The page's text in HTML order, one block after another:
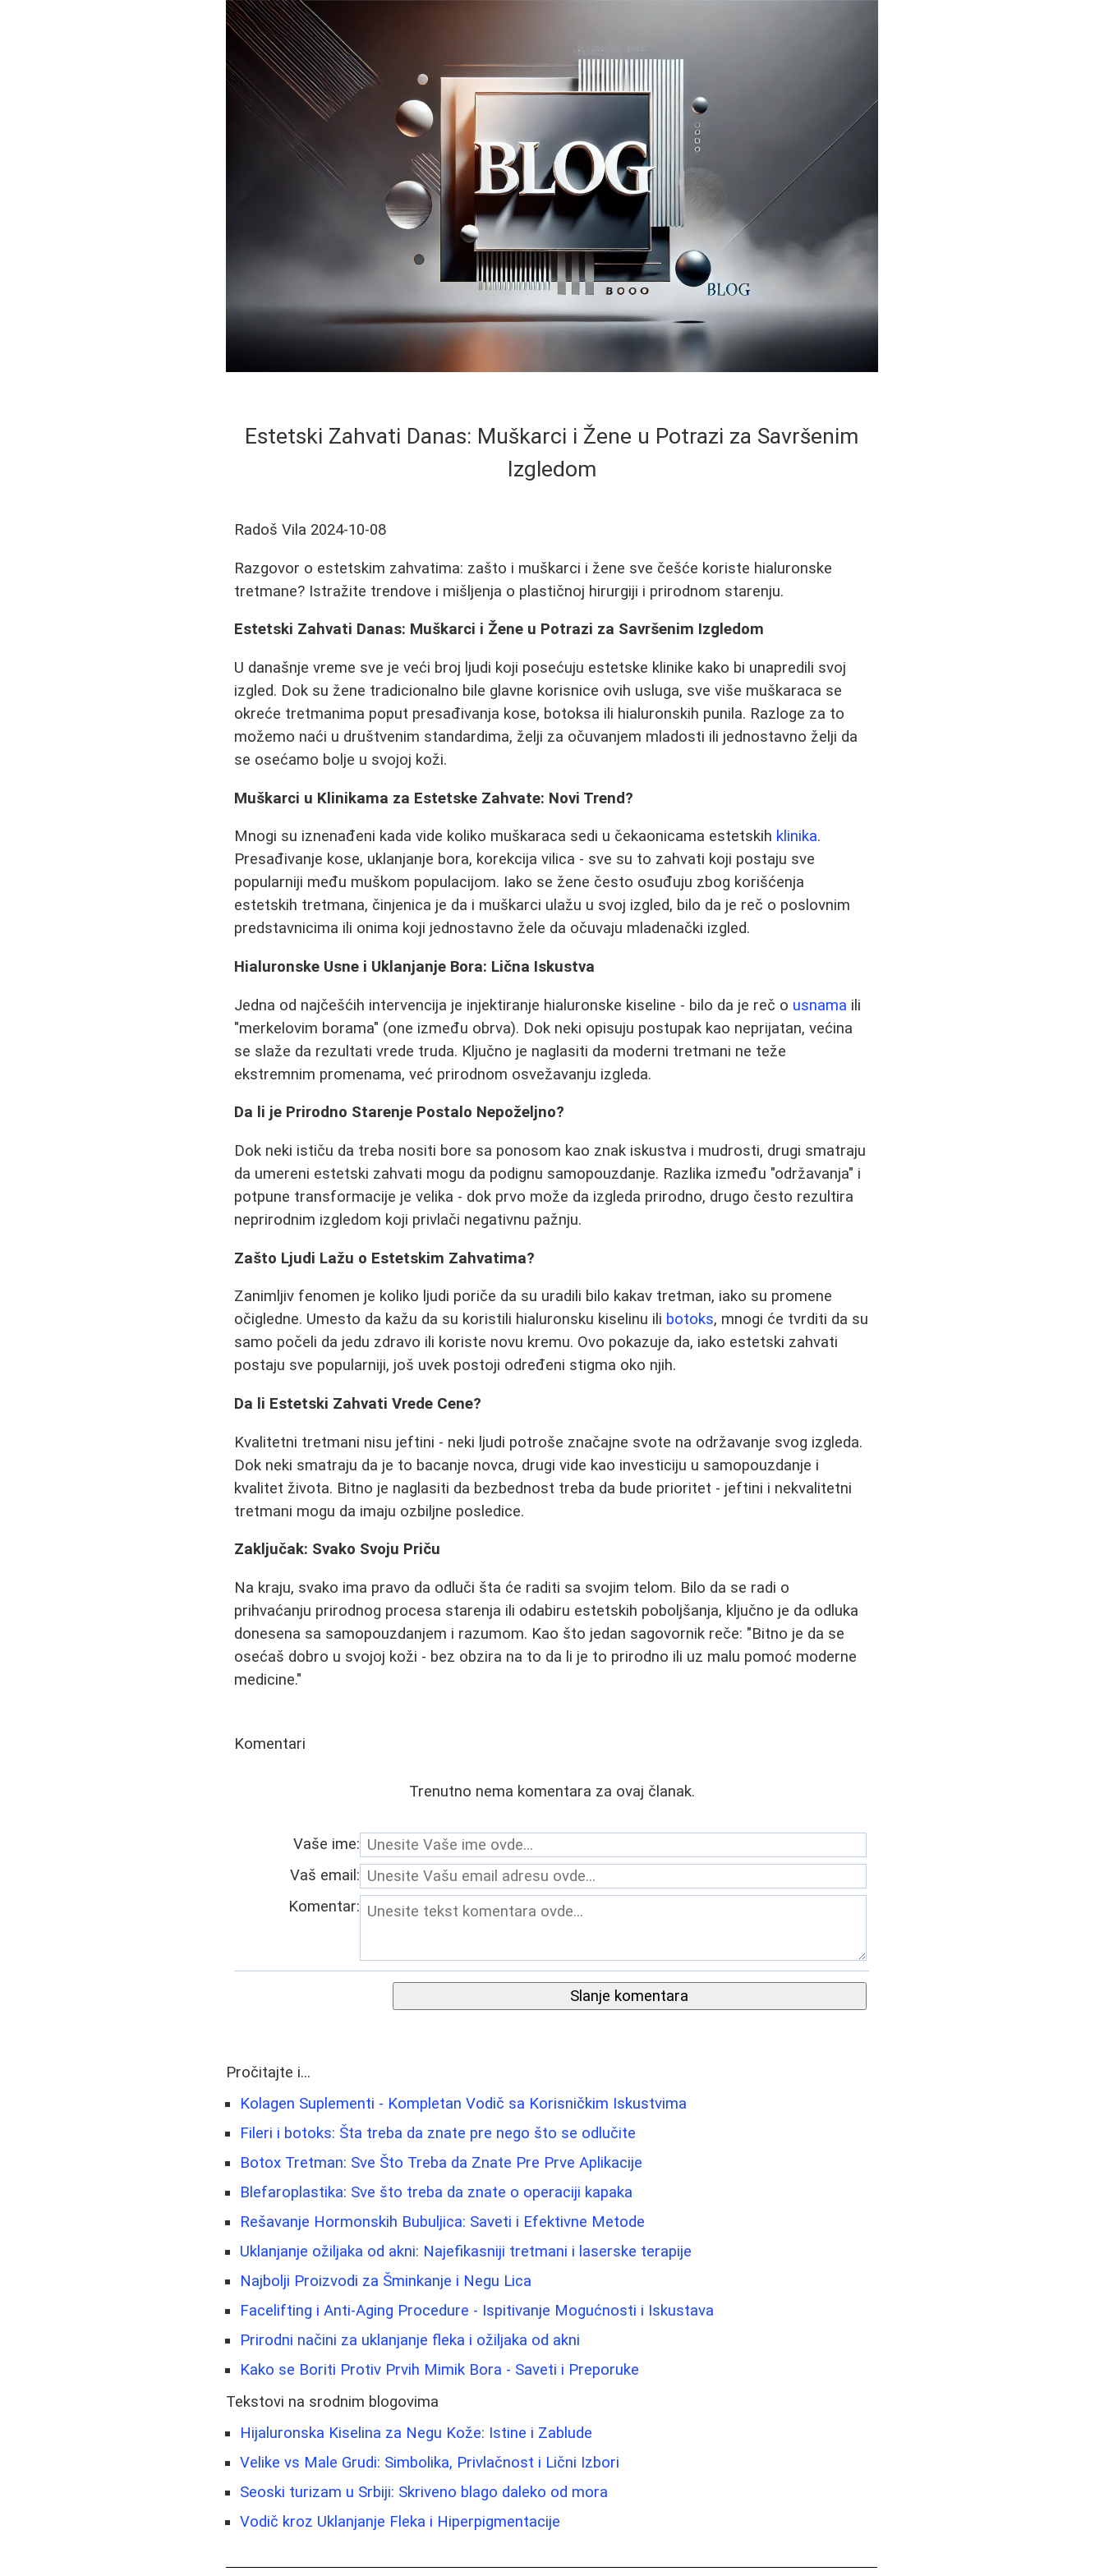
Estetski Zahvati Danas: Muškarci i Žene u Potrazi za Savršenim
Izgledom
Radoš Vila 2024-10-08
Razgovor o estetskim zahvatima: zašto i muškarci i žene sve češće koriste hialuronske
tretmane? Istražite trendove i mišljenja o plastičnoj hirurgiji i prirodnom starenju.
Estetski Zahvati Danas: Muškarci i Žene u Potrazi za Savršenim Izgledom
U današnje vreme sve je veći broj ljudi koji posećuju estetske klinike kako bi unapredili svoj
izgled. Dok su žene tradicionalno bile glavne korisnice ovih usluga, sve više muškaraca se
okreće tretmanima poput presađivanja kose, botoksa ili hialuronskih punila. Razloge za to
možemo naći u društvenim standardima, želji za očuvanjem mladosti ili jednostavno želji da
se osećamo bolje u svojoj koži.
Muškarci u Klinikama za Estetske Zahvate: Novi Trend?
Mnogi su iznenađeni kada vide koliko muškaraca sedi u čekaonicama estetskih klinika.
Presađivanje kose, uklanjanje bora, korekcija vilica - sve su to zahvati koji postaju sve
popularniji među muškom populacijom. Iako se žene često osuđuju zbog korišćenja
estetskih tretmana, činjenica je da i muškarci ulažu u svoj izgled, bilo da je reč o poslovnim
predstavnicima ili onima koji jednostavno žele da očuvaju mladenački izgled.
Hialuronske Usne i Uklanjanje Bora: Lična Iskustva
Jedna od najčešćih intervencija je injektiranje hialuronske kiseline - bilo da je reč o usnama ili
"merkelovim borama" (one između obrva). Dok neki opisuju postupak kao neprijatan, većina
se slaže da rezultati vrede truda. Ključno je naglasiti da moderni tretmani ne teže
ekstremnim promenama, već prirodnom osvežavanju izgleda.
Da li je Prirodno Starenje Postalo Nepoželjno?
Dok neki ističu da treba nositi bore sa ponosom kao znak iskustva i mudrosti, drugi smatraju
da umereni estetski zahvati mogu da podignu samopouzdanje. Razlika između "održavanja" i
potpune transformacije je velika - dok prvo može da izgleda prirodno, drugo često rezultira
neprirodnim izgledom koji privlači negativnu pažnju.
Zašto Ljudi Lažu o Estetskim Zahvatima?
Zanimljiv fenomen je koliko ljudi poriče da su uradili bilo kakav tretman, iako su promene
očigledne. Umesto da kažu da su koristili hialuronsku kiselinu ili botoks, mnogi će tvrditi da su
samo počeli da jedu zdravo ili koriste novu kremu. Ovo pokazuje da, iako estetski zahvati
postaju sve popularniji, još uvek postoji određeni stigma oko njih.
Da li Estetski Zahvati Vrede Cene?
Kvalitetni tretmani nisu jeftini - neki ljudi potroše značajne svote na održavanje svog izgleda.
Dok neki smatraju da je to bacanje novca, drugi vide kao investiciju u samopouzdanje i
kvalitet života. Bitno je naglasiti da bezbednost treba da bude prioritet - jeftini i nekvalitetni
tretmani mogu da imaju ozbiljne posledice.
Zaključak: Svako Svoju Priču
Na kraju, svako ima pravo da odluči šta će raditi sa svojim telom. Bilo da se radi o
prihvaćanju prirodnog procesa starenja ili odabiru estetskih poboljšanja, ključno je da odluka
donesena sa samopouzdanjem i razumom. Kao što jedan sagovornik reče: "Bitno je da se
osećaš dobro u svojoj koži - bez obzira na to da li je to prirodno ili uz malu pomoć moderne
medicine."
Komentari
Trenutno nema komentara za ovaj članak.
Vaše ime:
Vaš email:
Komentar:
Slanje komentara
Pročitajte i...
Kolagen Suplementi - Kompletan Vodič sa Korisničkim Iskustvima
Fileri i botoks: Šta treba da znate pre nego što se odlučite
Botox Tretman: Sve Što Treba da Znate Pre Prve Aplikacije
Blefaroplastika: Sve što treba da znate o operaciji kapaka
Rešavanje Hormonskih Bubuljica: Saveti i Efektivne Metode
Uklanjanje ožiljaka od akni: Najefikasniji tretmani i laserske terapije
Najbolji Proizvodi za Šminkanje i Negu Lica
Facelifting i Anti-Aging Procedure - Ispitivanje Mogućnosti i Iskustava
Prirodni načini za uklanjanje fleka i ožiljaka od akni
Kako se Boriti Protiv Prvih Mimik Bora - Saveti i Preporuke
Tekstovi na srodnim blogovima
Hijaluronska Kiselina za Negu Kože: Istine i Zablude
Velike vs Male Grudi: Simbolika, Privlačnost i Lični Izbori
Seoski turizam u Srbiji: Skriveno blago daleko od mora
Vodič kroz Uklanjanje Fleka i Hiperpigmentacije